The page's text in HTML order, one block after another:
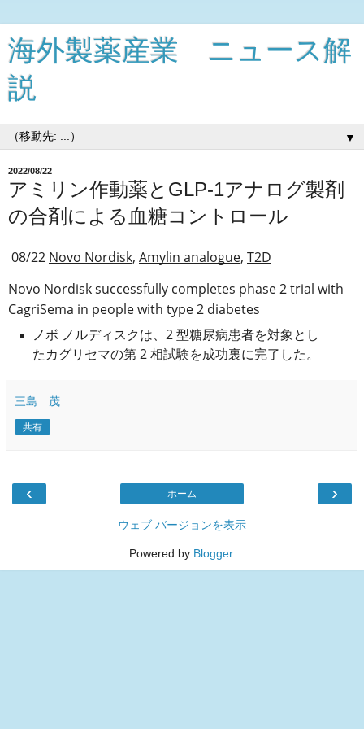
海外製薬産業 ニュース解
説
▼
2022/08/22
アミリン作動薬とGLP-1アナログ製剤
の合剤による血糖コントロール
08/22 Novo Nordisk, Amylin analogue, T2D
Novo Nordisk successfully completes phase 2 trial with
CagriSema in people with type 2 diabetes
ノボ ノルディスクは、2 型糖尿病患者を対象とし
たカグリセマの第 2 相試験を成功裏に完了した。
三島 茂
共有
‹ ›
ホーム
ウェブ バージョンを表示
Powered by Blogger.